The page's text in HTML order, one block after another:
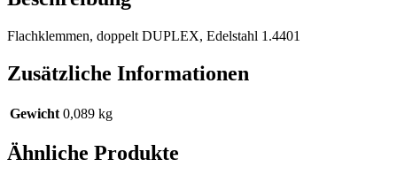
Flachklemmen, doppelt DUPLEX, Edelstahl 1.4401
Zusätzliche Informationen
Gewicht 0,089 kg
Ähnliche Produkte